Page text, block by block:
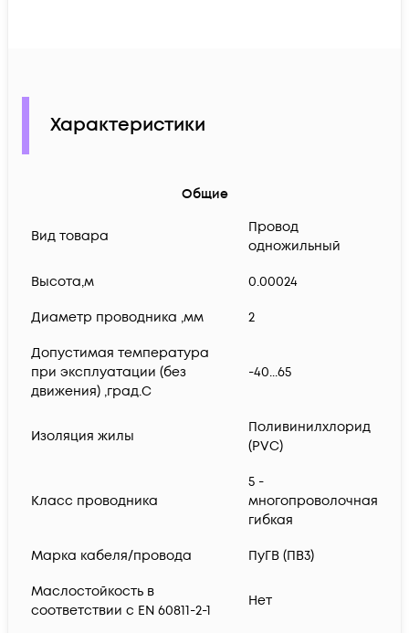
Характеристики
Общие
Вид товара
Провод
одножильный
Высота,м 0.00024
Диаметр проводника ,мм 2
Допустимая температура
при эксплуатации (без
движения) ,град.C
-40...65
Изоляция жилы
Поливинилхлорид
(PVC)
Класс проводника
5 -
многопроволочная
гибкая
Марка кабеля/провода ПуГВ (ПВ3)
Маслостойкость в
соответствии с EN 60811-2-1
Нет